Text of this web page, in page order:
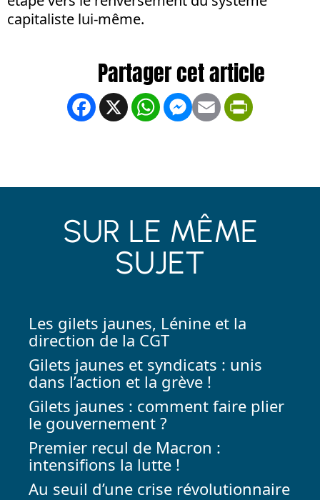
capitaliste lui-même.
Facebook
X WhatsApp
Messenger
Email
SUR LE MÊME
SUJET
Les gilets jaunes, Lénine et la
direction de la CGT
Gilets jaunes et syndicats : unis
dans l’action et la grève !
Gilets jaunes : comment faire plier
le gouvernement ?
Premier recul de Macron :
intensifions la lutte !
Au seuil d’une crise révolutionnaire